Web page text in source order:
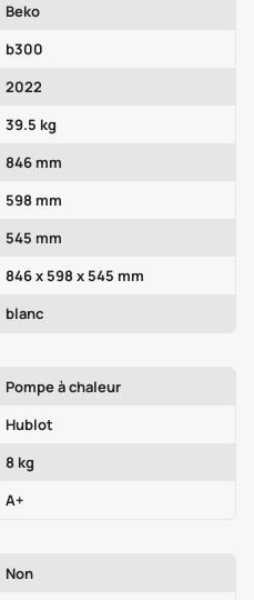
Beko
b300
2022
39.5 kg
846 mm
598 mm
545 mm
846 x 598 x 545 mm
blanc
Pompe à chaleur
Hublot
8 kg
A+
Non